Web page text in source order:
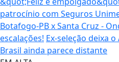
patrocínio com Seguros
Botafogo-PB x Santa Cruz -
escalações! Ex-seleção deixa
Brasil ainda parece distante